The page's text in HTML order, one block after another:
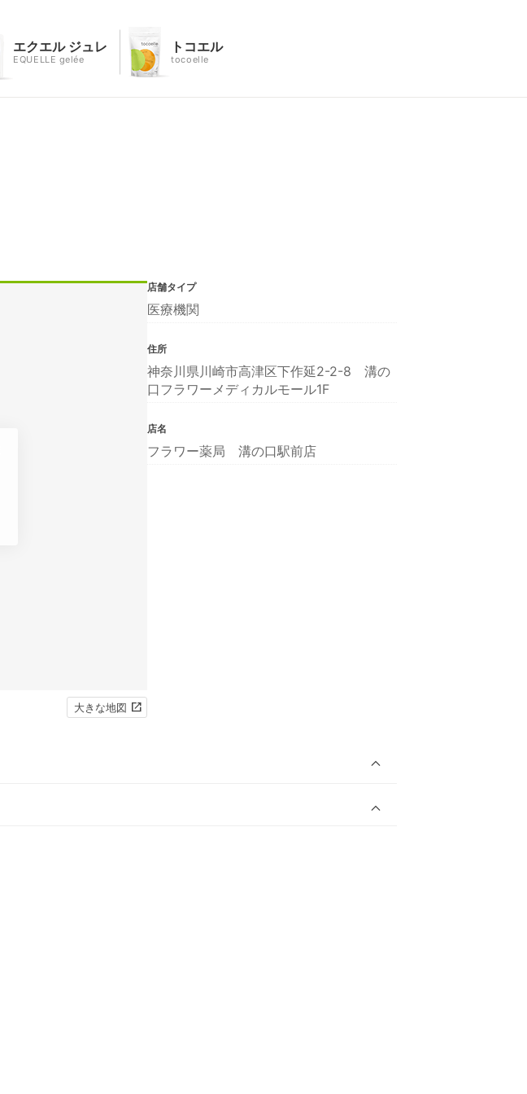
エクエル ジュレ
EQUELLE gelée
トコエル
tocoelle
大きな地図
店舗タイプ
医療機関
住所
神奈川県川崎市高津区下作延2-2-8 溝の
口フラワーメディカルモール1F
店名
フラワー薬局 溝の口駅前店